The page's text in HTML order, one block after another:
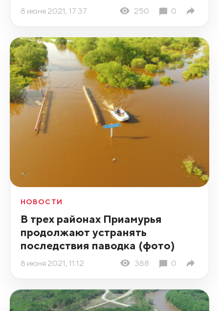
8 июня 2021, 17:37 250 0
НОВОСТИ
В трех районах Приамурья
продолжают устранять
последствия паводка (фото)
8 июня 2021, 11:12 388 0